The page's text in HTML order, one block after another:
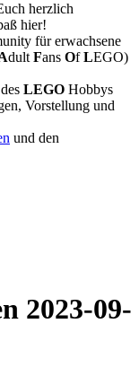
herzlich
hier!
für erwachsene
dult Fans OfLEGO)
LEGO Hobbys
Vorstellung und
und den
2023-09-